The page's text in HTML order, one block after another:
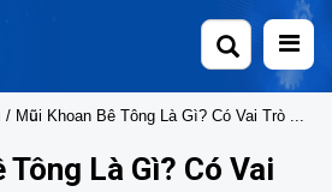
/ Mũi Khoan Bê Tông Là Gì? Có Vai Trò Như Thế Nào?
Là Gì? Có Vai